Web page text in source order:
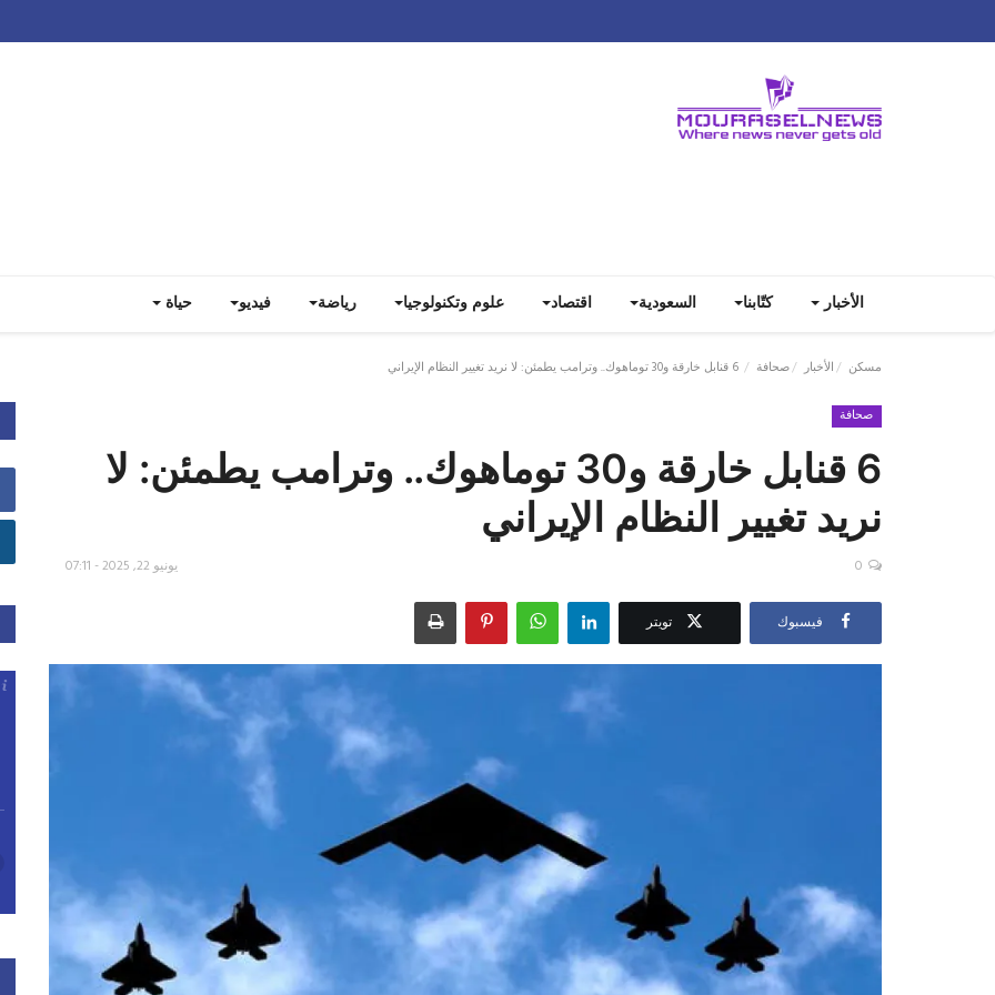
الأخبار كتّابنا السعودية اقتصاد علوم وتكنولوجيا رياضة فيديو حياة
مسكن الأخبار صحافة
صحافة
6 قنابل خارقة و30 توماهوك.. وترامب يطمئن: لا
نريد تغيير النظام الإيراني
يونيو 22, 2025 - 07:11 0
فيسبوك تويتر